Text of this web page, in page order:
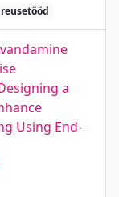
a
Using End-